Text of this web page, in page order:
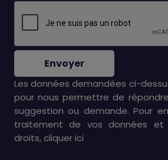
Envoyer
Les données demandées ci-
pour nous permettre de
suggestion ou demande. Pour
traitement de vos données et
droits, cliquerici